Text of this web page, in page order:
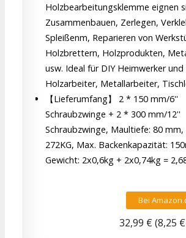
Holzbearbeitungsklemme eignen
Zusammenbauen, Zerlegen,
Spleißenm, Reparieren von
Holzbrettern, Holzprodukten,
usw. Ideal für DIY Heimwerker
Holzarbeiter, Metallarbeiter,
【Lieferumfang】 2 * 150 mm/6''
Schraubzwinge + 2 * 300 mm/12''
Schraubzwinge, Maultiefe: 80 mm,
272KG, Max. Backenkapazität:
Gewicht: 2x0,6kg + 2x0,74kg =
Bei
32,99 € (8,25